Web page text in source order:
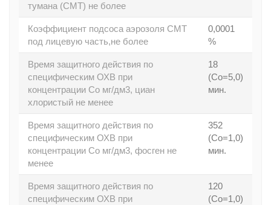
тумана (СМТ) не более
Коэффициент подсоса аэрозоля СМТ
под лицевую часть,не более
0,0001
%
Время защитного действия по
специфическим ОХВ при
концентрации Со мг/дм3, циан
хлористый не менее
18
(Со=5,0)
мин.
Время защитного действия по
специфическим ОХВ при
концентрации Со мг/дм3, фосген не
менее
352
(Со=1,0)
мин.
Время защитного действия по
специфическим ОХВ при
120
(Со=1,0)